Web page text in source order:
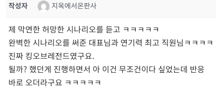
작성자 지옥에서온판사
제 막연한 허망한 시나리오를 듣고 ㅋㅋㅋㅋㅋ
완벽한 시나리오를 써준 대표님과 연기력 최고 직원님ㅋㅋㅋㅋ
진짜 킹오브레전드였구요.
될까? 했던게 진행하면서 아 이건 무조건이다 싶었는데 반응
바로 오더라구요 ㅋㅋㅋㅋㅋ